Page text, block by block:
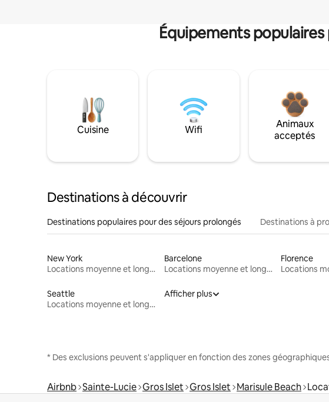
Équipements
Cuisine Wifi
Animaux
acceptés
Destinations à découvrir
Destinations populaires pour des séjours prolongés Destinations à
New York
Locations moyenne et longue durée
Barcelone
Locations moyenne et longue durée
Florence
Seattle
Locations moyenne et longue durée
Afficher plus
* Des exclusions peuvent s'appliquer en fonction des zones
Airbnb Sainte-Lucie Gros Islet Gros Islet Marisule Beach